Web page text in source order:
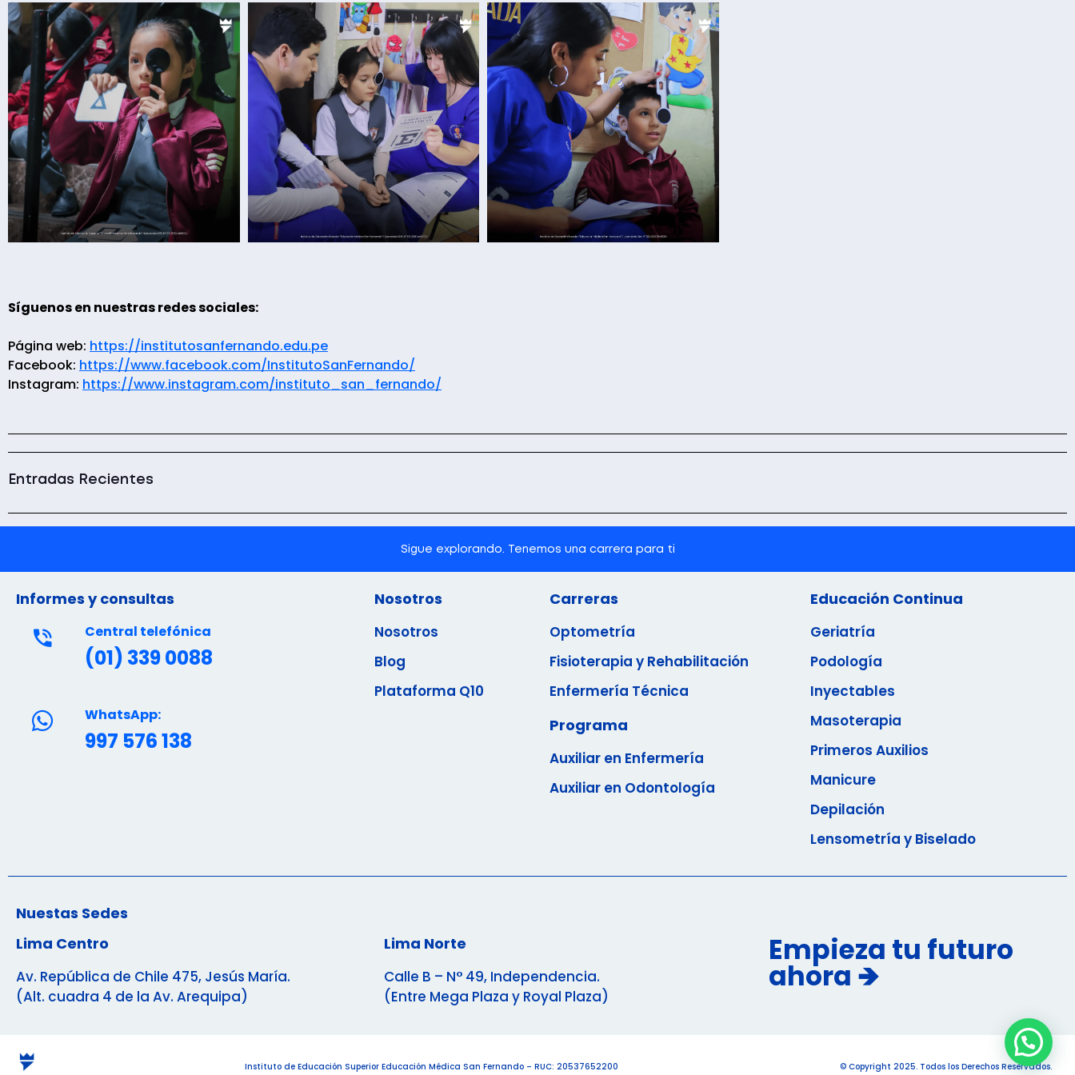
Síguenos en nuestras redes sociales:
Página web: https://institutosanfernando.edu.pe
Facebook: https://www.facebook.com/InstitutoSanFernando/
Instagram: https://www.instagram.com/instituto_san_fernando/
Entradas Recientes
Sigue explorando. Tenemos una carrera para ti
Informes y consultas
Central telefónica
(01) 339 0088
WhatsApp:
997 576 138
Nosotros
Nosotros
Blog
Plataforma Q10
Carreras
Optometría
Fisioterapia y Rehabilitación
Enfermería Técnica
Programa
Auxiliar en Enfermería
Auxiliar en Odontología
Educación Continua
Geriatría
Podología
Inyectables
Masoterapia
Primeros Auxilios
Manicure
Depilación
Lensometría y Biselado
Nuestas Sedes
Lima Centro
Av. República de Chile 475, Jesús María.
(Alt. cuadra 4 de la Av. Arequipa)
Lima Norte
Calle B – N° 49, Independencia.
(Entre Mega Plaza y Royal Plaza)
Empieza tu futuro
ahora 🡺
Instituto de Educación Superior Educación Médica San Fernando – RUC: 20537652200 © Copyright 2025. Todos los Derechos Reservados.